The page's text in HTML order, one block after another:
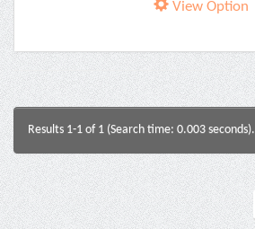
View Option
Results 1-1 of 1 (Search time: 0.003 seconds).